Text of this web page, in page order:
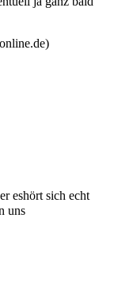
eshört sich echt
uns